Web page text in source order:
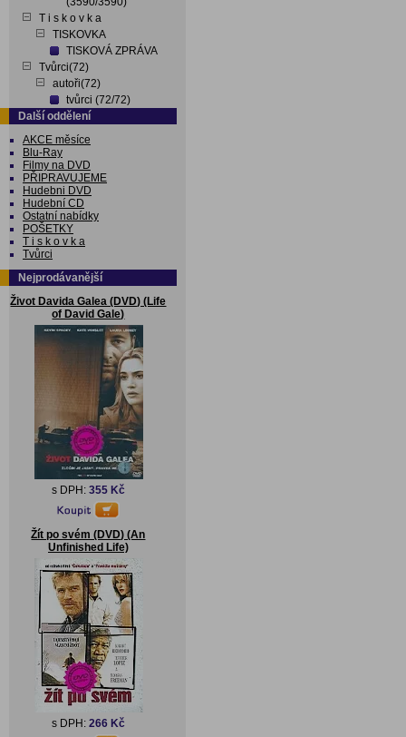
T i s k o v k a
TISKOVKA
TISKOVÁ ZPRÁVA
Tvůrci(72)
autoři(72)
tvůrci (72/72)
Další oddělení
AKCE měsíce
Blu-Ray
Filmy na DVD
PŘIPRAVUJEME
Hudebni DVD
Hudební CD
Ostatní nabídky
POŠETKY
T i s k o v k a
Tvůrci
Nejprodávanější
Život Davida Galea (DVD) (Life
of David Gale)
s DPH: 355 Kč
Žít po svém (DVD) (An
Unfinished Life)
s DPH: 266 Kč